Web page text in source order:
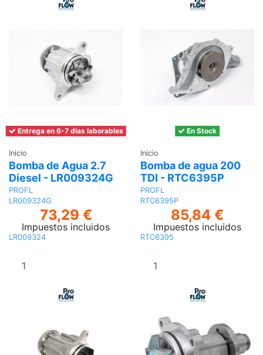
Entrega en 6-7 días laborables
Inicio
Bomba de Agua 2.7
Diesel - LR009324G
PROFL
LR009324G
73,29 €
Impuestos incluidos
LR009324
En Stock
Inicio
Bomba de agua 200
TDI - RTC6395P
PROFL
RTC6395P
85,84 €
Impuestos incluidos
RTC6395